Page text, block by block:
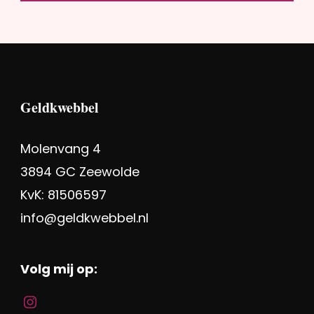
Geldkwebbel
Molenvang 4
3894 GC Zeewolde
KvK: 81506597
info@geldkwebbel.nl
Volg mij op: